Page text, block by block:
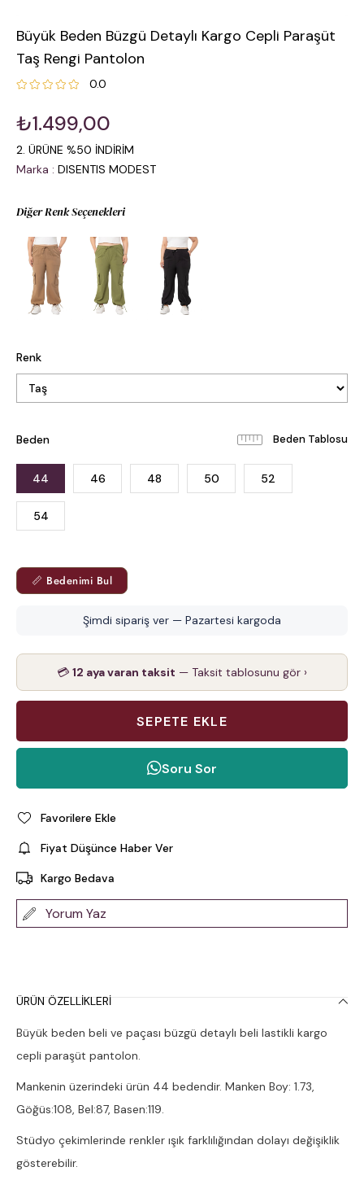
Büyük Beden Büzgü Detaylı Kargo Cepli Paraşüt
Taş Rengi Pantolon
0.0
₺1.499,00
2. ÜRÜNE %50 İNDİRİM
Marka : DISENTIS MODEST
Diğer Renk Seçenekleri
Renk
Beden Beden Tablosu
44 46 48 50 52
54
📏 Bedenimi Bul
Şimdi sipariş ver — Pazartesi kargoda
💳 12 aya varan taksit — Taksit tablosunu gör ›
Soru Sor
Favorilere Ekle
Fiyat Düşünce Haber Ver
Kargo Bedava
Yorum Yaz
ÜRÜN ÖZELLIKLERI
Büyük beden beli ve paçası büzgü detaylı beli lastikli kargo
cepli paraşüt pantolon.
Mankenin üzerindeki ürün 44 bedendir. Manken Boy: 1.73,
Göğüs:108, Bel:87, Basen:119.
Stüdyo çekimlerinde renkler ışık farklılığından dolayı değişiklik
gösterebilir.